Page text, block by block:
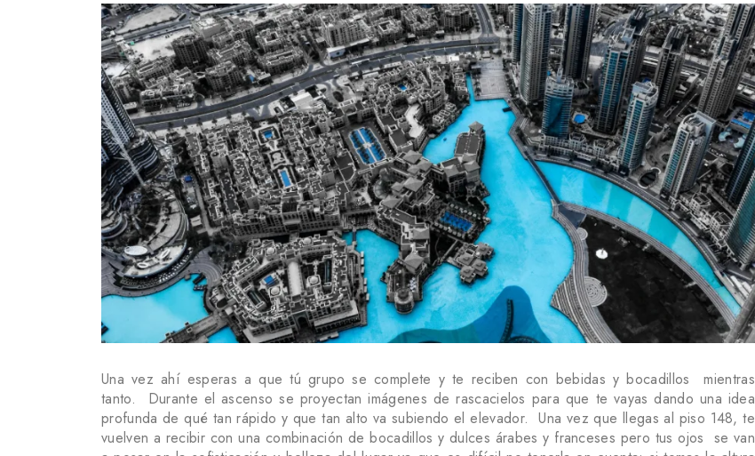
Una vez ahí esperas a que tú grupo se complete y te reciben con bebidas y bocadillos mientras
tanto. Durante el ascenso se proyectan imágenes de rascacielos para que te vayas dando una idea
profunda de qué tan rápido y que tan alto va subiendo el elevador. Una vez que llegas al piso 148, te
vuelven a recibir con una combinación de bocadillos y dulces árabes y franceses pero tus ojos se van